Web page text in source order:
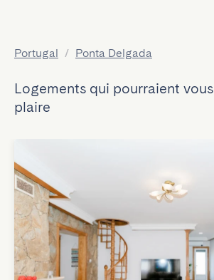
Portugal / Ponta Delgada
Logements qui pourraient vous
plaire